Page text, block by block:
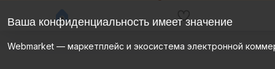
Ваша конфиденциальность имеет значение
Webmarket — маркетплейс и экосистема электронной